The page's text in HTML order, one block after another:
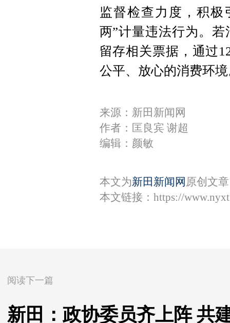
监督检查力度，积极
两”计量违法行为。
留存相关票据，通过
公平、放心的消费环
来源：新田新闻网
作者：匡良宾 谢超
编辑：颜敏
本文为新田新闻网 原创文
本文链接： https://
阅读下一篇
新田：政协委员齐上阵 共